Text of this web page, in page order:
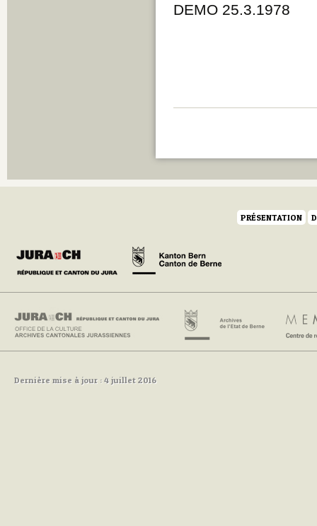
DEMO 25.3.1978
PRÉSENTATION
Dernière mise à jour : 4 juillet 2016